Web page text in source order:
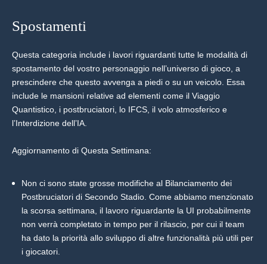
Spostamenti
Questa categoria include i lavori riguardanti tutte le modalità di
spostamento del vostro personaggio nell’universo di gioco, a
prescindere che questo avvenga a piedi o su un veicolo. Essa
include le mansioni relative ad elementi come il Viaggio
Quantistico, i postbruciatori, lo IFCS, il volo atmosferico e
l’Interdizione dell’IA.
Aggiornamento di Questa Settimana:
Non ci sono state grosse modifiche al Bilanciamento dei
Postbruciatori di Secondo Stadio. Come abbiamo menzionato
la scorsa settimana, il lavoro riguardante la UI probabilmente
non verrà completato in tempo per il rilascio, per cui il team
ha dato la priorità allo sviluppo di altre funzionalità più utili per
i giocatori.